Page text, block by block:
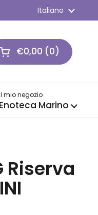
GRATIS 🍇 Per ordini
Lingua
Italiano
Apri carrello
Carrello Totale:
€0,00 0
prodotti nel
mio negozio
Enoteca Marino
Riserva